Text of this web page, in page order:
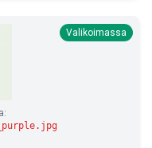
Valikoimassa